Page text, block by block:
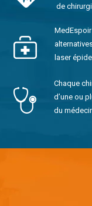
de
laser
Chaque
d’une ou
du